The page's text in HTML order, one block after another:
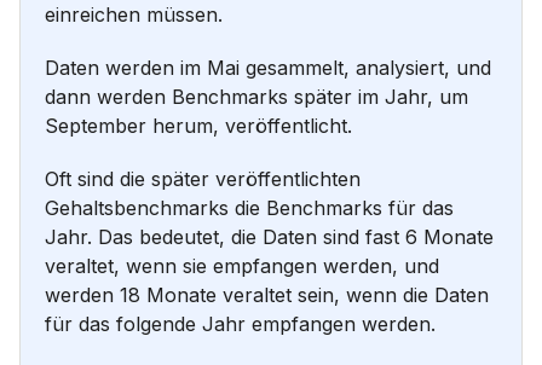
einreichen müssen.
Daten werden im Mai gesammelt, analysiert, und
dann werden Benchmarks später im Jahr, um
September herum, veröffentlicht.
Oft sind die später veröffentlichten
Gehaltsbenchmarks die Benchmarks für das
Jahr. Das bedeutet, die Daten sind fast 6 Monate
veraltet, wenn sie empfangen werden, und
werden 18 Monate veraltet sein, wenn die Daten
für das folgende Jahr empfangen werden.